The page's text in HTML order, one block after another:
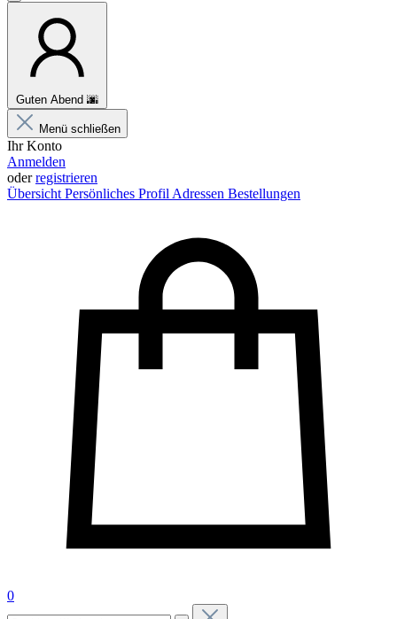
Guten Abend 🌆
Menü schließen
Ihr Konto
Anmelden
oderregistrieren
Übersicht Persönliches Profil Adressen Bestellungen
0